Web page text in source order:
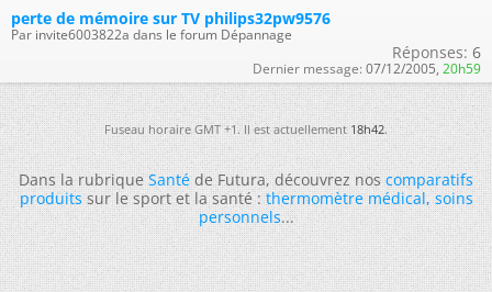
perte de mémoire sur TV philips32pw9576
Par invite6003822a dans le forum Dépannage
Réponses: 6
Dernier message: 07/12/2005, 20h59
Fuseau horaire GMT +1. Il est actuellement18h42.
Dans la rubriqueSantéde Futura, découvrez noscomparatifs
produitssur le sport et la santé :thermomètre médical,soins
personnels...